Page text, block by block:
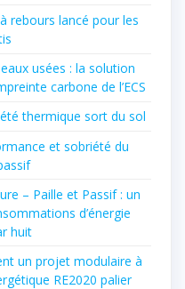
rebours lancé pour les
usées : la solution
carbone de l’ECS
thermique sort du sol
et sobriété du
– Paille et Passif : un
d’énergie
huit
un projet modulaire à
RE2020 palier